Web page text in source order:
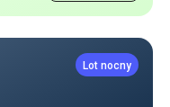
Lot nocny